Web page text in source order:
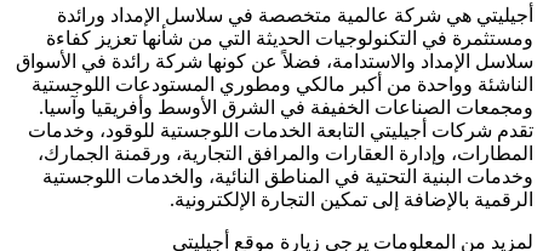
أجيليتي هي شركة عالمية متخصصة في سلاسل الإمداد ورائدة
ومستثمرة في التكنولوجيات الحديثة التي من شأنها تعزيز كفاءة
سلاسل الإمداد والاستدامة، فضلاً عن كونها شركة رائدة في الأسواق
الناشئة وواحدة من أكبر مالكي ومطوري المستودعات اللوجستية
ومجمعات الصناعات الخفيفة في الشرق الأوسط وأفريقيا وآسيا.
تقدم شركات أجيليتي التابعة الخدمات اللوجستية للوقود، وخدمات
المطارات، وإدارة العقارات والمرافق التجارية، ورقمنة الجمارك،
وخدمات البنية التحتية في المناطق النائية، والخدمات اللوجستية
الرقمية بالإضافة إلى تمكين التجارة الإلكترونية.
لمزيد من المعلومات يرجى زيارة موقع أجيليتي